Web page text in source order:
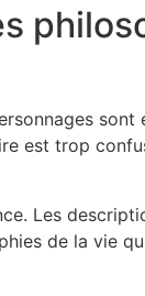
est trop
Les
de la vie